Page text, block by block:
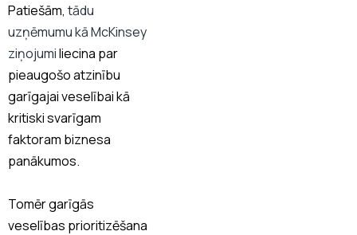
Patiešām, tādu
uzņēmumu kā McKinsey
ziņojumiliecina par
pieaugošo atzinību
garīgajai veselībai kā
kritiski svarīgam
faktoram biznesa
panākumos.
Tomēr garīgās
veselības prioritizēšana